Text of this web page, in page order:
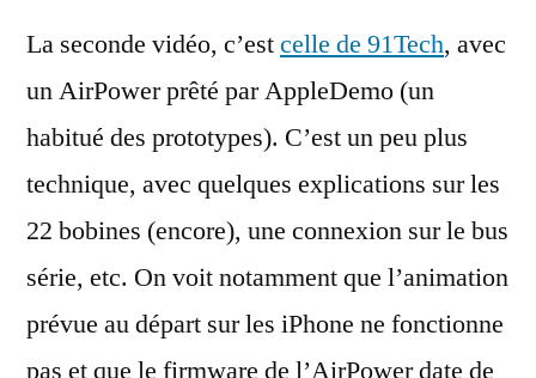
La seconde vidéo, c’estcelle de 91Tech, avec
un AirPower prêté par AppleDemo (un
habitué des prototypes). C’est un peu plus
technique, avec quelques explications sur les
22 bobines (encore), une connexion sur le bus
série, etc. On voit notamment que l’animation
prévue au départ sur les iPhone ne fonctionne